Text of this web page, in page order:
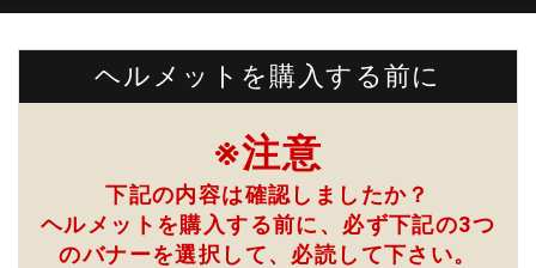
ヘルメットを購入する前に
※注意
下記の内容は確認しましたか？
ヘルメットを購入する前に、必ず下記の3つ
のバナーを選択して、 必読して下さい。